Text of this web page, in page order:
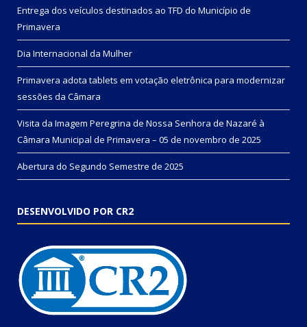
Entrega dos veículos destinados ao TFD do Município de
Primavera
Dia Internacional da Mulher
Primavera adota tablets em votação eletrônica para modernizar
sessões da Câmara
Visita da Imagem Peregrina de Nossa Senhora de Nazaré à
Câmara Municipal de Primavera – 05 de novembro de 2025
Abertura do Segundo Semestre de 2025
DESENVOLVIDO POR CR2